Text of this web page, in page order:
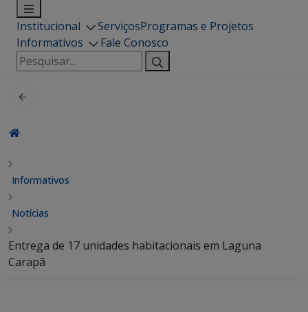
Institucional ServiçosProgramas e Projetos
Informativos
Fale Conosco
Pesquisar
por:
Informativos
Notícias
Entrega de 17 unidades habitacionais em Laguna
Carapã